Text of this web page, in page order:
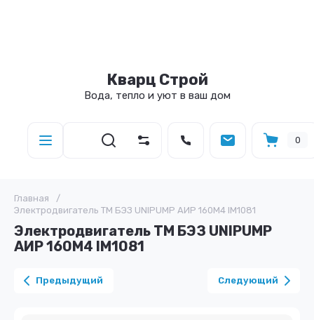
Кварц Строй
Вода, тепло и уют в ваш дом
0
Главная
/
Электродвигатель ТМ БЭЗ UNIPUMP АИP 160M4 IM1081
Электродвигатель ТМ БЭЗ UNIPUMP
АИP 160M4 IM1081
Предыдущий Следующий